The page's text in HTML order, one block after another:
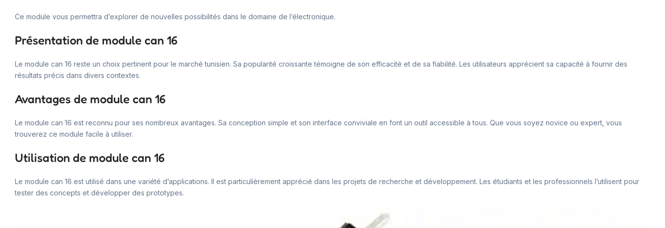
Ce module vous permettra d’explorer de nouvelles possibilités dans le domaine de l’électronique.
Présentation de module can 16
Le module can 16 reste un choix pertinent pour le marché tunisien. Sa popularité croissante témoigne de son efficacité et de sa fiabilité. Les utilisateurs apprécient sa capacité à fournir des
résultats précis dans divers contextes.
Avantages de module can 16
Le module can 16 est reconnu pour ses nombreux avantages. Sa conception simple et son interface conviviale en font un outil accessible à tous. Que vous soyez novice ou expert, vous
trouverez ce module facile à utiliser.
Utilisation de module can 16
Le module can 16 est utilisé dans une variété d’applications. Il est particulièrement apprécié dans les projets de recherche et développement. Les étudiants et les professionnels l’utilisent pour
tester des concepts et développer des prototypes.